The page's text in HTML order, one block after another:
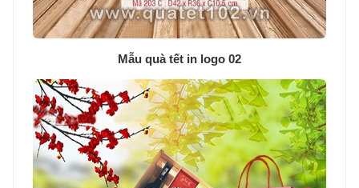
Mẫu quà tết in logo 02